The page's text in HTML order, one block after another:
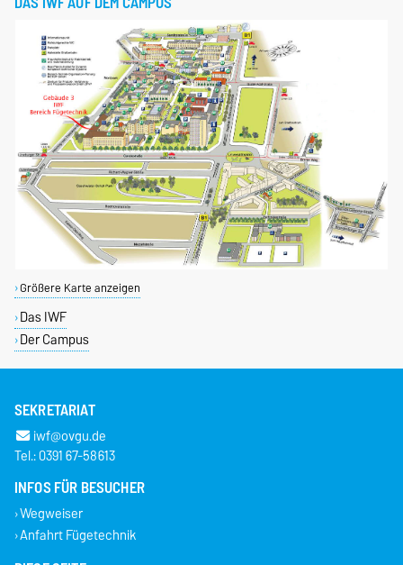
Größere Karte anzeigen
Das IWF
Der Campus
SEKRETARIAT
iwf@ovgu.de
Tel.: 0391 67-58613
INFOS FÜR BESUCHER
Wegweiser
Anfahrt Fügetechnik